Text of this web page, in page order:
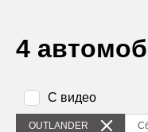
4
OUTLANDER
С видео